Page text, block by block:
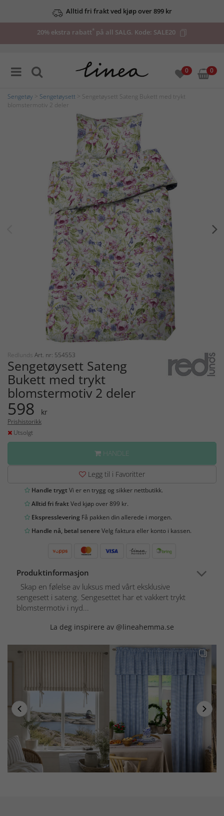
Alltid fri frakt ved kjøp over 899 kr
20% ekstra rabatt* på all SALG. Kode: SALE20
0 0
Sengetøy Sengetøysett > Sengetøysett Sateng Bukett med trykt
blomstermotiv 2 deler
Redlunds Art. nr: 554553
Sengetøysett Sateng
Bukett med trykt
blomstermotiv 2 deler
598 kr
Prishistorikk
Utsolgt
HANDLE
Legg til i Favoritter
Handle trygtVi er en trygg og sikker nettbutikk.
Alltid fri fraktVed kjøp over 899 kr.
Ekspresslevering Få pakken din allerede i morgen.
Handle nå, betal senereVelg faktura eller konto i kassen.
Produktinformasjon
Skap en følelse av luksus med vårt eksklusive
sengesett i sateng. Sengesettet har et vakkert trykt
blomstermotiv i nyd...
La deg inspirere av @lineahemma.se